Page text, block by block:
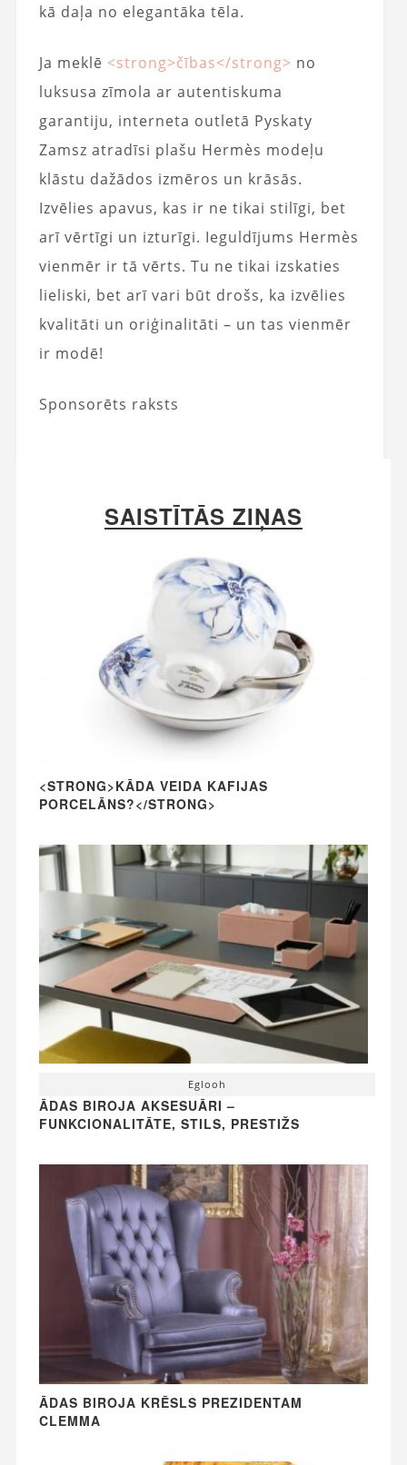
kā daļa no elegantāka tēla.
Ja meklē <strong>čības</strong> no
luksusa zīmola ar autentiskuma
garantiju, interneta outletā Pyskaty
Zamsz atradīsi plašu Hermès modeļu
klāstu dažādos izmēros un krāsās.
Izvēlies apavus, kas ir ne tikai stilīgi, bet
arī vērtīgi un izturīgi. Ieguldījums Hermès
vienmēr ir tā vērts. Tu ne tikai izskaties
lieliski, bet arī vari būt drošs, ka izvēlies
kvalitāti un oriģinalitāti – un tas vienmēr
ir modē!
Sponsorēts raksts
SAISTĪTĀS ZIŅAS
<STRONG>KĀDA VEIDA KAFIJAS
PORCELĀNS?</STRONG>
Eglooh
ĀDAS BIROJA AKSESUĀRI –
FUNKCIONALITĀTE, STILS, PRESTIŽS
ĀDAS BIROJA KRĒSLS PREZIDENTAM
CLEMMA